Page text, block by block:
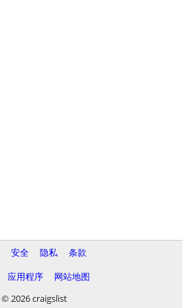
安全 隐私
条款
应用程序
网站地图
© 2026 craigslist